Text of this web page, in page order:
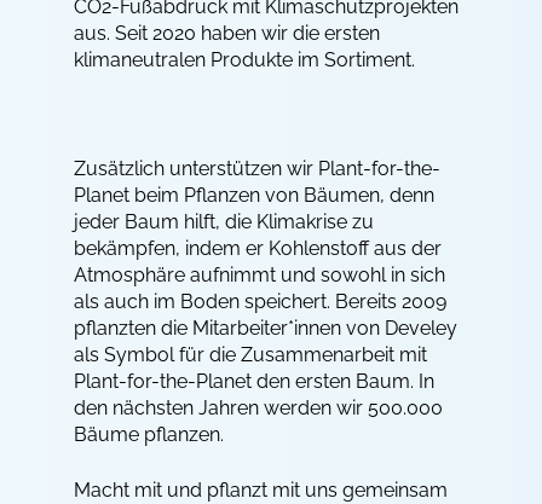
CO2-Fußabdruck mit Klimaschutzprojekten
aus. Seit 2020 haben wir die ersten
klimaneutralen Produkte im Sortiment.
Zusätzlich unterstützen wir Plant-for-the-
Planet beim Pflanzen von Bäumen, denn
jeder Baum hilft, die Klimakrise zu
bekämpfen, indem er Kohlenstoff aus der
Atmosphäre aufnimmt und sowohl in sich
als auch im Boden speichert. Bereits 2009
pflanzten die Mitarbeiter*innen von Develey
als Symbol für die Zusammenarbeit mit
Plant-for-the-Planet den ersten Baum. In
den nächsten Jahren werden wir 500.000
Bäume pflanzen.
Macht mit und pflanzt mit uns gemeinsam